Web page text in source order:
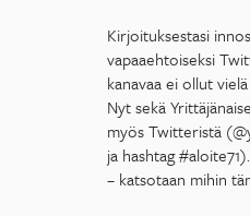
Kirjoituksestasi
vapaaehtoiseksi
kanavaa ei ollut
Nyt sekä
myös Twitteristä
ja hashtag
– katsotaan mihin